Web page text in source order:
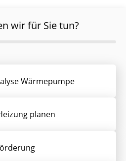
wir für Sie tun?
Wärmepumpe
planen